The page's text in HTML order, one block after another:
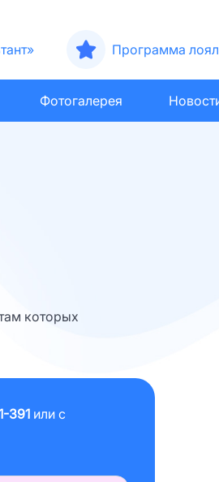
Программа
Фотогалерея
которых
391 или с